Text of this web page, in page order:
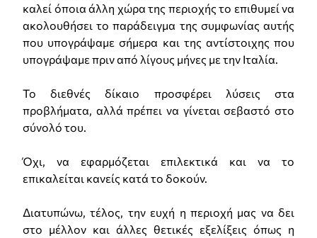
καλεί όποια άλλη χώρα της περιοχής το επιθυμεί να
ακολουθήσει το παράδειγμα της συμφωνίας αυτής
που υπογράψαμε σήμερα και της αντίστοιχης που
υπογράψαμε πριν από λίγους μήνες με την Ιταλία.
Το διεθνές δίκαιο προσφέρει λύσεις στα
προβλήματα, αλλά πρέπει να γίνεται σεβαστό στο
σύνολό του.
Όχι, να εφαρμόζεται επιλεκτικά και να το
επικαλείται κανείς κατά το δοκούν.
Διατυπώνω, τέλος, την ευχή η περιοχή μας να δει
στο μέλλον και άλλες θετικές εξελίξεις όπως η